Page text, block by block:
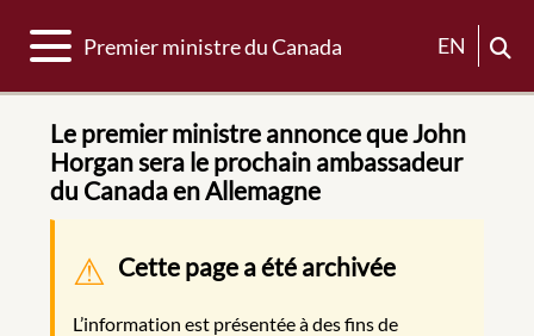
Basculer la navigation
Premier ministre du Canada EN
Le premier ministre annonce que John
Horgan sera le prochain ambassadeur
du Canada en Allemagne
Message d'avertissement
Cette page a été archivée
L’information est présentée à des fins de